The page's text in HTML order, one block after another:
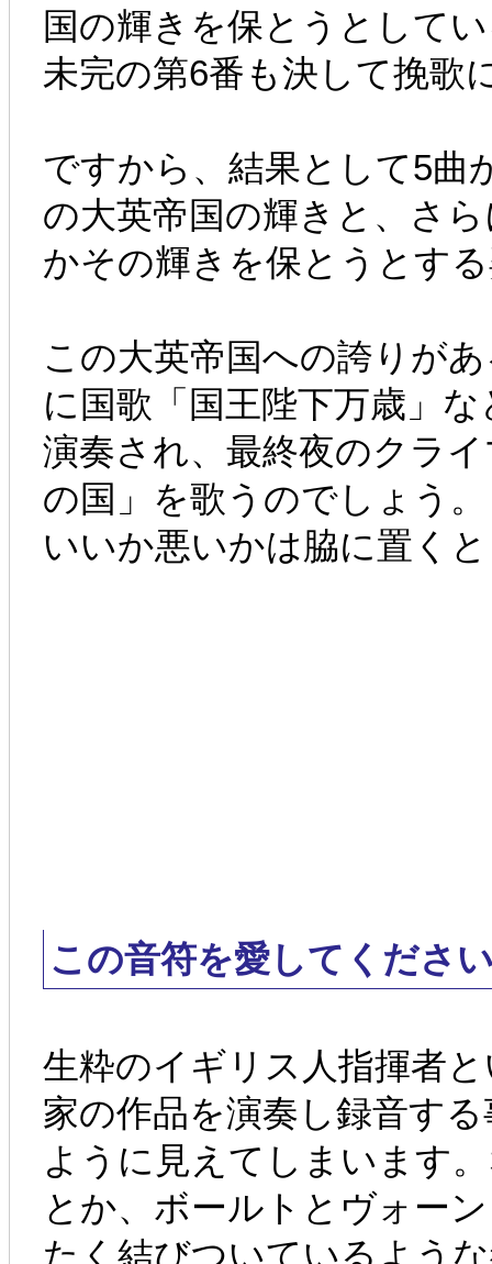
国の輝きを保とうとして
未完の第6番も決して挽歌
ですから、結果として5曲
の大英帝国の輝きと、さ
かその輝きを保とうとす
この大英帝国への誇りが
に国歌「国王陛下万歳」
演奏され、最終夜のクラ
の国」を歌うのでしょう。
いいか悪いかは脇に置く
この音符を愛してくださ
生粋のイギリス人指揮者
家の作品を演奏し録音す
ように見えてしまいます
とか、ボールトとヴォー
たく結びついているよう